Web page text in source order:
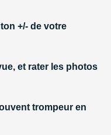
+/- de votre
et rater les photos
trompeur en